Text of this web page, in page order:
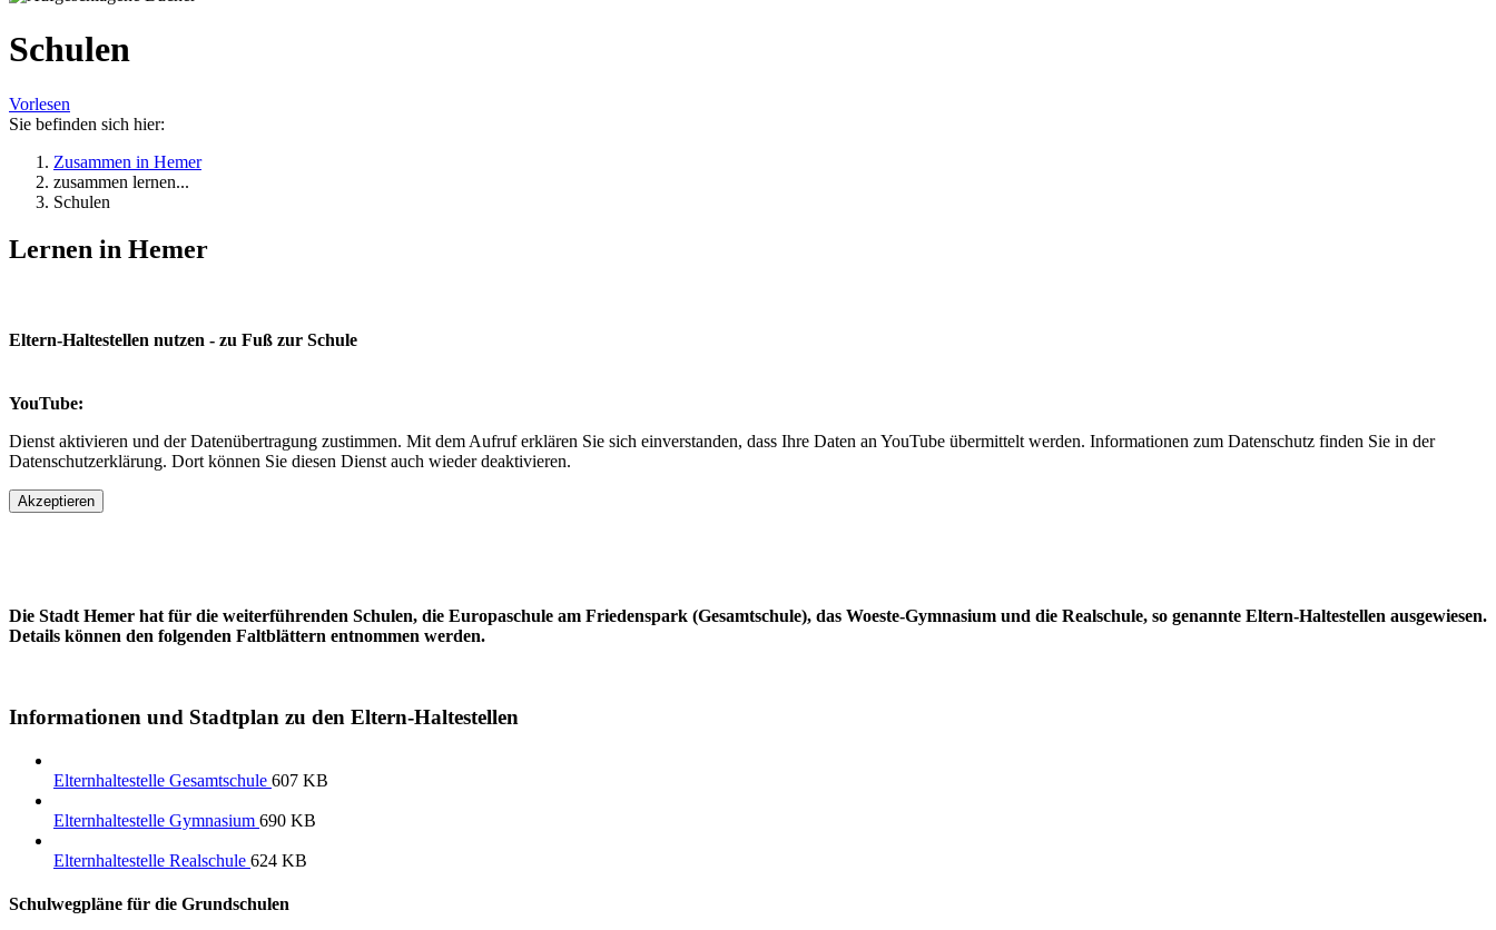
Schulen
Vorlesen
Sie befinden sich hier:
Zusammen in Hemer
zusammen lernen...
Schulen
Lernen in Hemer
Eltern-Haltestellen nutzen - zu Fuß zur Schule
YouTube:
Dienst aktivieren und der Datenübertragung zustimmen. Mit dem Aufruf erklären Sie sich einverstanden, dass Ihre Daten an YouTube übermittelt werden. Informationen zum Datenschutz finden Sie in der
Datenschutzerklärung. Dort können Sie diesen Dienst auch wieder deaktivieren.
Akzeptieren
Die Stadt Hemer hat für die weiterführenden Schulen, die Europaschule am Friedenspark (Gesamtschule), das Woeste-Gymnasium und die Realschule, so genannte Eltern-Haltestellen ausgewiesen.
Details können den folgenden Faltblättern entnommen werden.
Informationen und Stadtplan zu den Eltern-Haltestellen
Elternhaltestelle Gesamtschule 607 KB
Elternhaltestelle Gymnasium 690 KB
Elternhaltestelle Realschule 624 KB
Schulwegpläne für die Grundschulen